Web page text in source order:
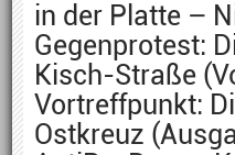
in der Platte –
Gegenprotest:
Kisch-Straße
Vortreffpunkt:
Ostkreuz